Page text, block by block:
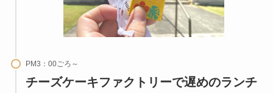
PM3：00ごろ～
チーズケーキファクトリーで遅めのランチ